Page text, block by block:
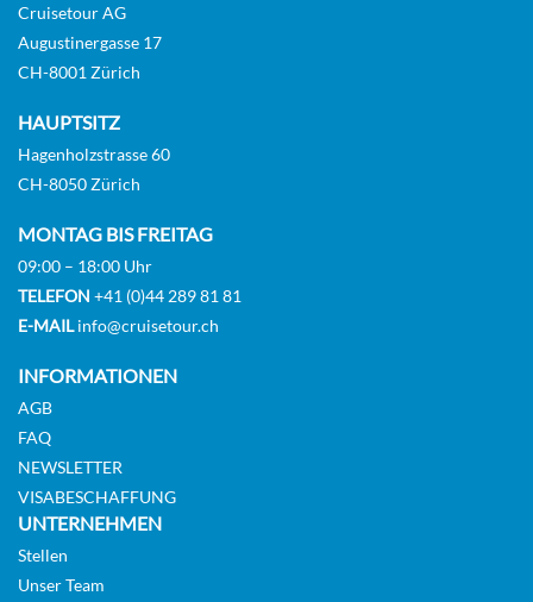
Cruisetour AG
Augustinergasse 17
CH-8001 Zürich
HAUPTSITZ
Hagenholzstrasse 60
CH-8050 Zürich
MONTAG BIS FREITAG
09:00 – 18:00 Uhr
TELEFON +41 (0)44 289 81 81
E-MAILinfo@cruisetour.ch
INFORMATIONEN
AGB
FAQ
NEWSLETTER
VISABESCHAFFUNG
UNTERNEHMEN
Stellen
Unser Team